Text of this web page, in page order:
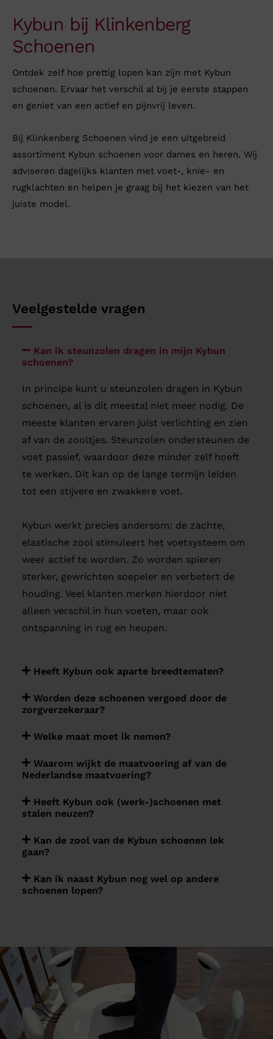
Kybun bij Klinkenberg
Schoenen
Ontdek zelf hoe prettig lopen kan zijn met Kybun
schoenen. Ervaar het verschil al bij je eerste stappen
en geniet van een actief en pijnvrij leven.
Bij Klinkenberg Schoenen vind je een uitgebreid
assortiment Kybun schoenen voor dames en heren. Wij
adviseren dagelijks klanten met voet-, knie- en
rugklachten en helpen je graag bij het kiezen van het
juiste model.
Veelgestelde vragen
Kan ik steunzolen dragen in mijn Kybun
schoenen?
In principe kunt u steunzolen dragen in Kybun
schoenen, al is dit meestal niet meer nodig. De
meeste klanten ervaren juist verlichting en zien
af van de zooltjes. Steunzolen ondersteunen de
voet passief, waardoor deze minder zelf hoeft
te werken. Dit kan op de lange termijn leiden
tot een stijvere en zwakkere voet.
Kybun werkt precies andersom: de zachte,
elastische zool stimuleert het voetsysteem om
weer actief te worden. Zo worden spieren
sterker, gewrichten soepeler en verbetert de
houding. Veel klanten merken hierdoor niet
alleen verschil in hun voeten, maar ook
ontspanning in rug en heupen.
Heeft Kybun ook aparte breedtematen?
Worden deze schoenen vergoed door de
zorgverzekeraar?
Welke maat moet ik nemen?
Waarom wijkt de maatvoering af van de
Nederlandse maatvoering?
Heeft Kybun ook (werk-)schoenen met
stalen neuzen?
Kan de zool van de Kybun schoenen lek
gaan?
Kan ik naast Kybun nog wel op andere
schoenen lopen?